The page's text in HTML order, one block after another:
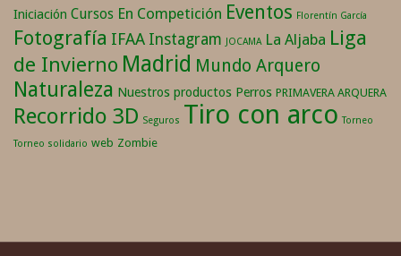
Iniciación Cursos En Competición Eventos Florentín García
Fotografía IFAA Instagram JOCAMA La Aljaba Liga
de Invierno Madrid Mundo Arquero
Naturaleza Nuestros productos Perros PRIMAVERA ARQUERA
Recorrido 3D Seguros Tiro con arco Torneo
Torneo solidario web Zombie